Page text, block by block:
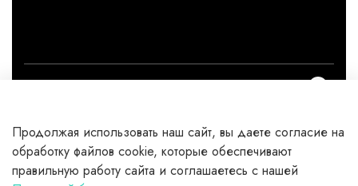
Каталог
Клиентам
Продолжая использовать наш сайт, вы даете согласие на
обработку файлов cookie, которые обеспечивают
правильную работу сайта и соглашаетесь с нашей